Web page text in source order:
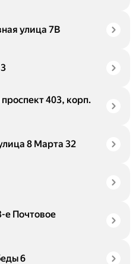
улица 7В
403, корп.
8 Марта 32
е Почтовое
6